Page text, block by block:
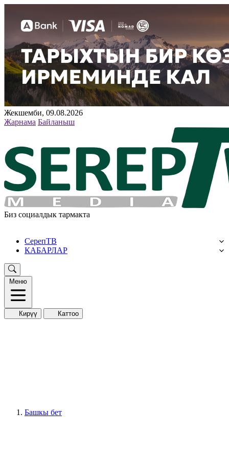
Жекшемби, 09.08.2026
Жарнама Байланыш
Биз социалдык тармакта
СерепТВ
КАБАРЛАР
Меню
Кирүү Каттоо
Башкы бет